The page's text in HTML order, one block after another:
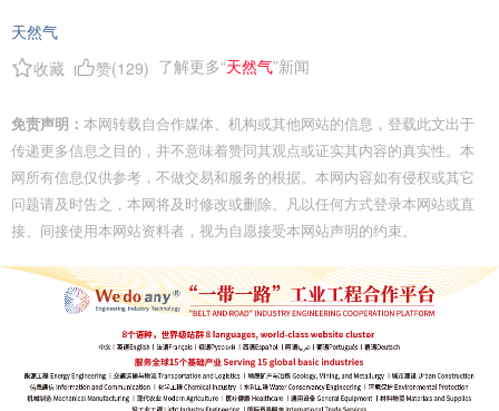
天然气
收藏
赞(129) 了解更多“天然气”新闻
免责声明： 本网转载自合作媒体、机构或其他网站的信息，登载此文出于
传递更多信息之目的，并不意味着赞同其观点或证实其内容的真实性。本
网所有信息仅供参考，不做交易和服务的根据。本网内容如有侵权或其它
问题请及时告之，本网将及时修改或删除。凡以任何方式登录本网站或直
接、间接使用本网站资料者，视为自愿接受本网站声明的约束。